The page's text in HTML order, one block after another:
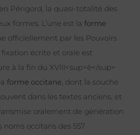
Périgord, la quasi-totalité des
formes. L’une est la forme
officiellement par les Pouvoirs
écrite et orale est
à la fin du XVIII<sup>è</sup>
forme occitane, dont la souche
dans les textes anciens, et
oralement de génération
noms occitans des 557